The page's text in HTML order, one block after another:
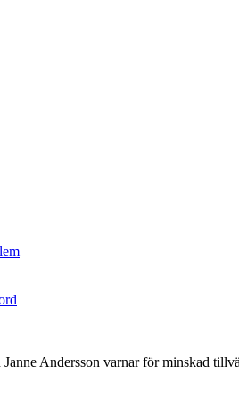
Andersson varnar för minskad